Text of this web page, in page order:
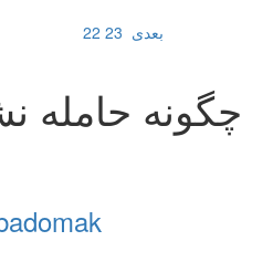
22 23 بعدی
چگونه حامله